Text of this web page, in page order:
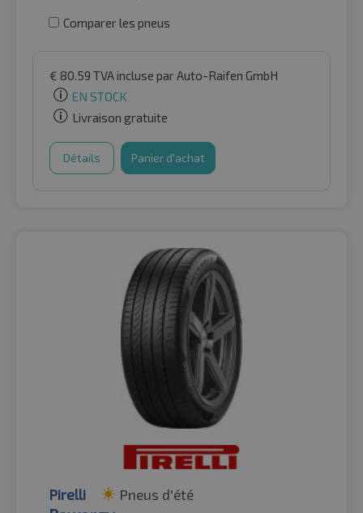
Comparer les pneus
€ 80.59 TVA incluse par Auto-Raifen GmbH
EN STOCK
Livraison gratuite
Détails Panier d'achat
Pirelli Pneus d'été